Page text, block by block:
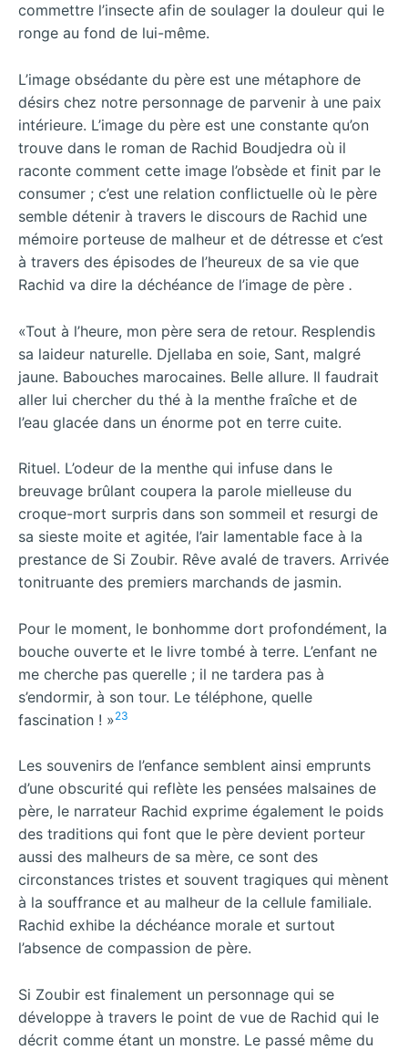
commettre l’insecte afin de soulager la douleur qui le
ronge au fond de lui-même.
L’image obsédante du père est une métaphore de
désirs chez notre personnage de parvenir à une paix
intérieure. L’image du père est une constante qu’on
trouve dans le roman de Rachid Boudjedra où il
raconte comment cette image l’obsède et finit par le
consumer ; c’est une relation conflictuelle où le père
semble détenir à travers le discours de Rachid une
mémoire porteuse de malheur et de détresse et c’est
à travers des épisodes de l’heureux de sa vie que
Rachid va dire la déchéance de l’image de père .
«Tout à l’heure, mon père sera de retour. Resplendis
sa laideur naturelle. Djellaba en soie, Sant, malgré
jaune. Babouches marocaines. Belle allure. Il faudrait
aller lui chercher du thé à la menthe fraîche et de
l’eau glacée dans un énorme pot en terre cuite.
Rituel. L’odeur de la menthe qui infuse dans le
breuvage brûlant coupera la parole mielleuse du
croque-mort surpris dans son sommeil et resurgi de
sa sieste moite et agitée, l’air lamentable face à la
prestance de Si Zoubir. Rêve avalé de travers. Arrivée
tonitruante des premiers marchands de jasmin.
Pour le moment, le bonhomme dort profondément, la
bouche ouverte et le livre tombé à terre. L’enfant ne
me cherche pas querelle ; il ne tardera pas à
s’endormir, à son tour. Le téléphone, quelle
fascination ! »23
Les souvenirs de l’enfance semblent ainsi emprunts
d’une obscurité qui reflète les pensées malsaines de
père, le narrateur Rachid exprime également le poids
des traditions qui font que le père devient porteur
aussi des malheurs de sa mère, ce sont des
circonstances tristes et souvent tragiques qui mènent
à la souffrance et au malheur de la cellule familiale.
Rachid exhibe la déchéance morale et surtout
l’absence de compassion de père.
Si Zoubir est finalement un personnage qui se
développe à travers le point de vue de Rachid qui le
décrit comme étant un monstre. Le passé même du